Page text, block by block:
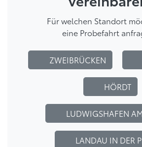
Für welchen Standort
eine Probefahrt
ZWEIBRÜCKEN
HÖRDT
LUDWIGSHAFEN
LANDAU IN DER